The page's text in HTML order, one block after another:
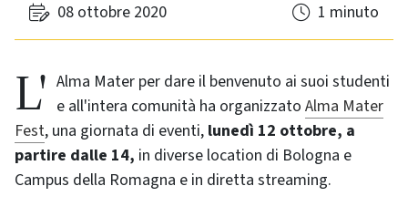
08 ottobre 2020 1 minuto
L'Alma Mater per dare il benvenuto ai suoi studenti e all'intera comunità ha organizzato Alma Mater
Fest, una giornata di eventi, lunedì 12 ottobre, a
partire dalle 14, in diverse location di Bologna e
Campus della Romagna e in diretta streaming.